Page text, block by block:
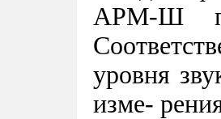
АРМ-Ш
уровня
изме-